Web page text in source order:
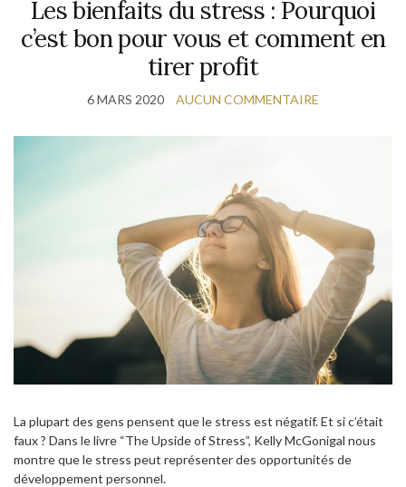
Les bienfaits du stress : Pourquoi
c’est bon pour vous et comment en
tirer profit
6 MARS 2020 AUCUN COMMENTAIRE
La plupart des gens pensent que le stress est négatif. Et si c’était
faux ? Dans le livre “The Upside of Stress”, Kelly McGonigal nous
montre que le stress peut représenter des opportunités de
développement personnel.